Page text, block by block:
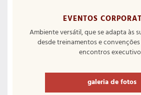
EVENTOS
Ambiente versátil, que se adapta às
desde treinamentos e
encontros
galeria de fotos